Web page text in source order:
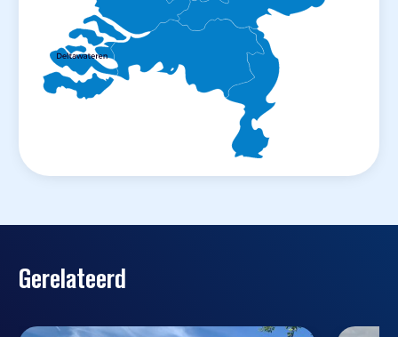
Gerelateerd